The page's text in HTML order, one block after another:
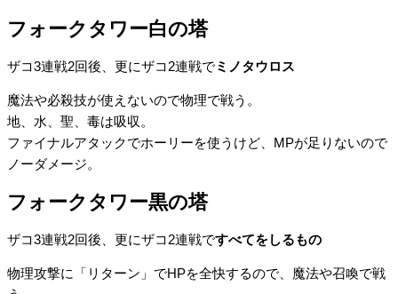
フォークタワー白の塔
ザコ3連戦2回後、更にザコ2連戦でミノタウロス
魔法や必殺技が使えないので物理で戦う。
地、水、聖、毒は吸収。
ファイナルアタックでホーリーを使うけど、MPが足りないので
ノーダメージ。
フォークタワー黒の塔
ザコ3連戦2回後、更にザコ2連戦ですべてをしるもの
物理攻撃に「リターン」でHPを全快するので、魔法や召喚で戦